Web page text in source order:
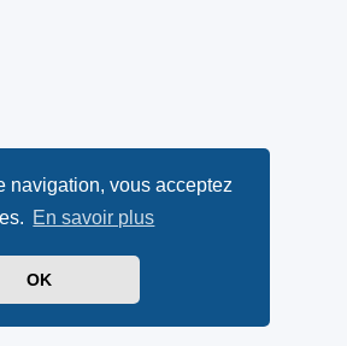
navigation, vous acceptez
En savoir plus
OK